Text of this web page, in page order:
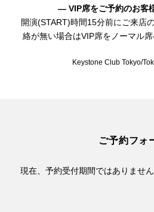
— VIP席をご予約のお客
開演(START)時間15分前にご来店
絡が無い場合はVIP席をノーマル席
Keystone Club Tokyo/
ご予約フォ
現在、予約受付期間ではありません